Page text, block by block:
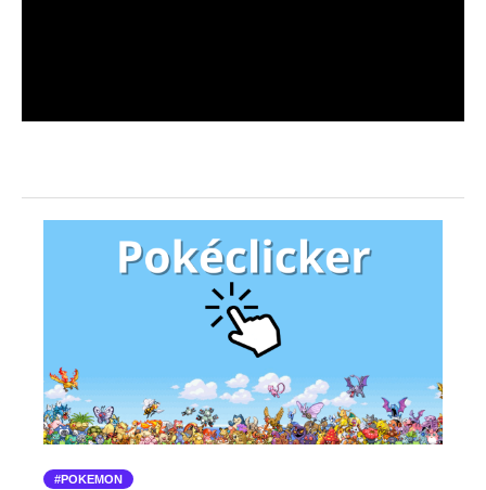
POKEMON